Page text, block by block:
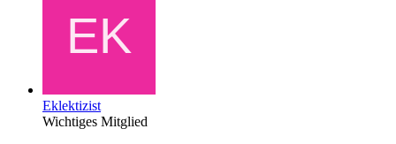
Eklektizist
Wichtiges Mitglied